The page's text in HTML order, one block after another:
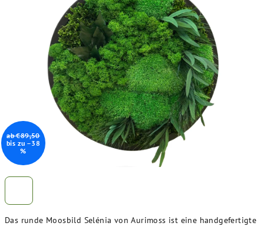
Das runde Moosbild Selénia von Aurimoss ist eine handgefertigte
5,0
von
5
Sternen.
ab €89,50
bis zu –38
%